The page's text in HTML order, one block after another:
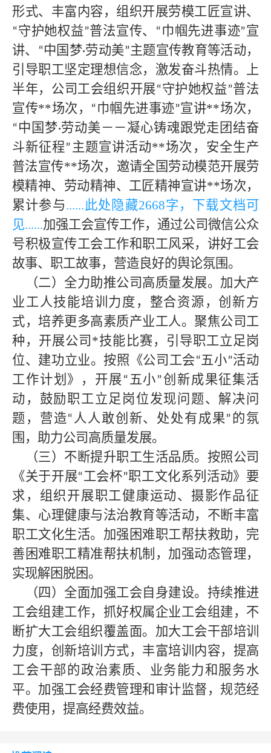
形式、丰富内容，组织开展劳模工匠宣讲、
“守护她权益”普法宣传、 “巾帼先进事迹”宣
讲、
“中国梦·劳动美”主题宣传教育等活动，
引导职工坚定理想信念，激发奋斗热情。上
半年，公司工会组织开展“守护她权益”普法
宣传**场次， “巾帼先进事迹”宣讲**场次，
“中国梦·劳动美－－凝心铸魂跟党走团结奋
斗新征程” 主题宣讲活动**场次，安全生产
普法宣传**场次，邀请全国劳动模范开展劳
模精神、劳动精神、工匠精神宣讲**场次，
累计参与......此处隐藏2668字，下载文档可
见......加强工会宣传工作，通过公司微信公众
号积极宣传工会工作和职工风采，讲好工会
故事、职工故事，营造良好的舆论氛围。
（二）全力助推公司高质量发展。加大产
业工人技能培训力度，整合资源，创新方
式，培养更多高素质产业工人。聚焦公司工
种，开展公司 *技能比赛，引导职工立足岗
位、建功立业。按照《公司 工会“五小”活动
工作计划》，开展“五小”创新成果征集活
动，鼓励职工立足岗位发现问题、解决问
题，营造“人人敢创新、处处有成果”的氛
围，助力公司高质量发展。
（三）不断提升职工生活品质。按照公司
《关于开展“工会杯”职工文化系列活动》要
求，组织开展职工健康运动、摄影作品征
集、心理健康与法治教育等活动，不断丰富
职工文化生活。加强困难职工帮扶救助，完
善困难职工精准帮扶机制，加强动态管理，
实现解困脱困。
（四）全面加强工会自身建设。持续推进
工会组建工作，抓好权属企业工会组建，不
断扩大工会组织覆盖面。加大工会干部培训
力度，创新培训方式，丰富培训内容，提高
工会干部的政治素质、业务能力和服务水
平。加强工会经费管理和审计监督，规范经
费使用，提高经费效益。